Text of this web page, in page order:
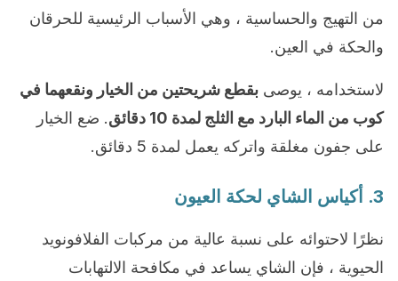
من التهيج والحساسية ، وهي الأسباب الرئيسية للحرقان
والحكة في العين.
لاستخدامه ، يوصى بقطع شريحتين من الخيار ونقعهما في
كوب من الماء البارد مع الثلج لمدة 10 دقائق
. ضع الخيار
على جفون مغلقة واتركه يعمل لمدة 5 دقائق.
3. أكياس الشاي لحكة العيون
نظرًا لاحتوائه على نسبة عالية من مركبات الفلافونويد
الحيوية ، فإن الشاي يساعد في مكافحة الالتهابات